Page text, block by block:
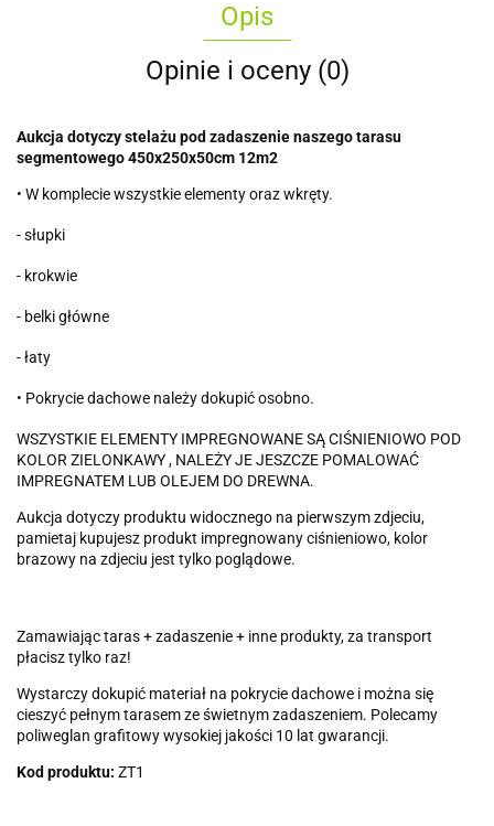
Opis
Opinie i oceny (0)
Aukcja dotyczy stelażu pod zadaszenie naszego tarasu
segmentowego 450x250x50cm 12m2
• W komplecie wszystkie elementy oraz wkręty.
- słupki
- krokwie
- belki główne
- łaty
• Pokrycie dachowe należy dokupić osobno.
WSZYSTKIE ELEMENTY IMPREGNOWANE SĄ CIŚNIENIOWO POD
KOLOR ZIELONKAWY , NALEŻY JE JESZCZE POMALOWAĆ
IMPREGNATEM LUB OLEJEM DO DREWNA.
Aukcja dotyczy produktu widocznego na pierwszym zdjeciu,
pamietaj kupujesz produkt impregnowany ciśnieniowo, kolor
brazowy na zdjeciu jest tylko poglądowe.
Zamawiając taras + zadaszenie + inne produkty, za transport
płacisz tylko raz!
Wystarczy dokupić materiał na pokrycie dachowe i można się
cieszyć pełnym tarasem ze świetnym zadaszeniem. Polecamy
poliweglan grafitowy wysokiej jakości 10 lat gwarancji.
Kod produktu: ZT1